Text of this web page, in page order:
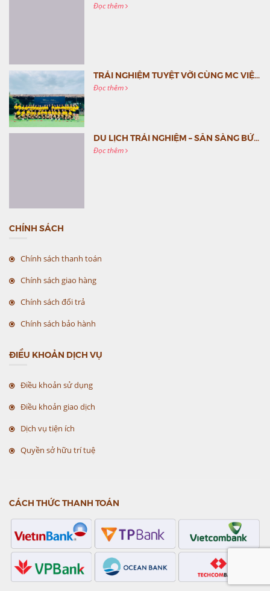
Đọc thêm
TRẢI NGHIỆM TUYỆT VỜI CÙNG MC VIỆT NAM
Đọc thêm
DU LỊCH TRẢI NGHIỆM – SẴN SÀNG BỨT PHÁ CÙNG MC VIỆT NAM
Đọc thêm
CHÍNH SÁCH
Chính sách thanh toán
Chính sách giao hàng
Chính sách đổi trả
Chính sách bảo hành
ĐIỀU KHOẢN DỊCH VỤ
Điều khoản sử dụng
Điều khoản giao dịch
Dịch vụ tiện ích
Quyền sở hữu trí tuệ
CÁCH THỨC THANH TOÁN